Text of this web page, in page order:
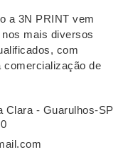
a 3N PRINT vem
mais diversos
com
comercialização de
Clara - Guarulhos-SP